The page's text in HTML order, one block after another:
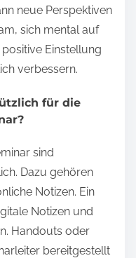
neue Perspektiven
sich mental auf
Einstellung
verbessern.
für die
sind
Dazu gehören
Notizen. Ein
Notizen und
Handouts oder
bereitgestellt